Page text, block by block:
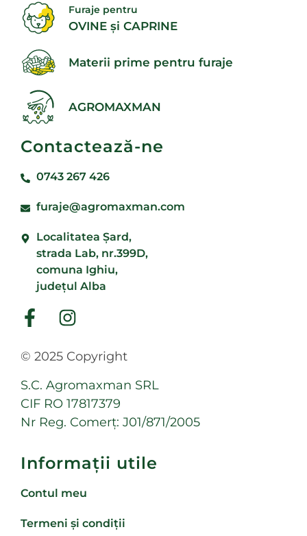
Furaje pentru
OVINE și CAPRINE
Materii prime pentru furaje
AGROMAXMAN
Contactează-ne
0743 267 426
furaje@agromaxman.com
Localitatea Şard,
strada Lab, nr.399D,
comuna Ighiu,
județul Alba
© 2025 Copyright
S.C. Agromaxman SRL
CIF RO 17817379
Nr Reg. Comerț: J01/871/2005
Informații utile
Contul meu
Termeni și condiții